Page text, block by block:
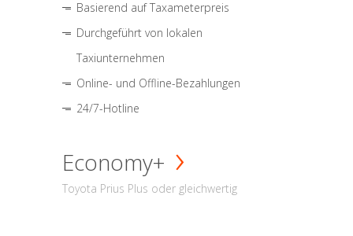
Basierend auf Taxameterpreis
Durchgeführt von lokalen
Taxiunternehmen
Online- und Offline-Bezahlungen
24/7-Hotline
Economy+
Toyota Prius Plus oder gleichwertig